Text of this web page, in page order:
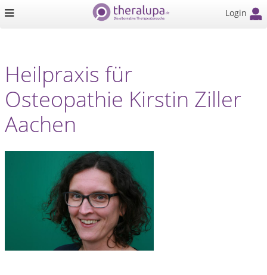
Login
Heilpraxis für
Osteopathie Kirstin Ziller
Aachen